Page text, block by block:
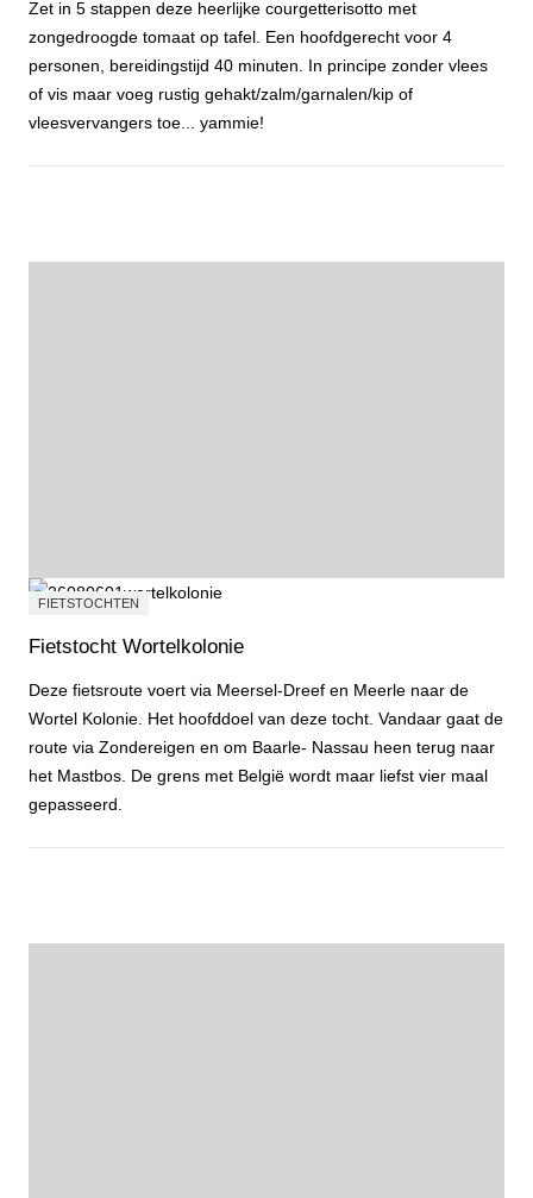
Zet in 5 stappen deze heerlijke courgetterisotto met
zongedroogde tomaat op tafel. Een hoofdgerecht voor 4
personen, bereidingstijd 40 minuten. In principe zonder vlees
of vis maar voeg rustig gehakt/zalm/garnalen/kip of
vleesvervangers toe... yammie!
FIETSTOCHTEN
Fietstocht Wortelkolonie
Deze fietsroute voert via Meersel-Dreef en Meerle naar de
Wortel Kolonie. Het hoofddoel van deze tocht. Vandaar gaat de
route via Zondereigen en om Baarle- Nassau heen terug naar
het Mastbos. De grens met België wordt maar liefst vier maal
gepasseerd.